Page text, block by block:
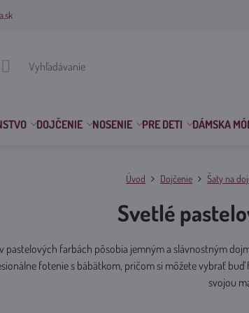
DOJČENIE NOSENIE PRE DETI DÁMSKA
Úvod Dojčenie Šaty na
Svetlé
pastelových farbách pôsobia jemným a slávnostným
fotenie s bábätkom, pričom si môžete vybrať
svojou